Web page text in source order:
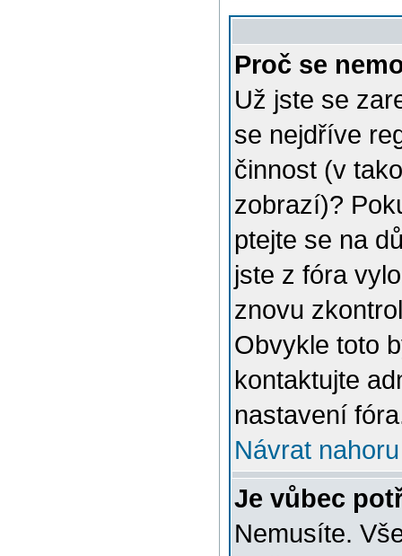
Proč se
Už jste se
se nejdříve
činnost (v
zobrazí)?
ptejte se na
jste z fóra
znovu
Obvykle toto
kontaktujte
nastavení
Návrat nahoru
Je vůbec
Nemusíte.